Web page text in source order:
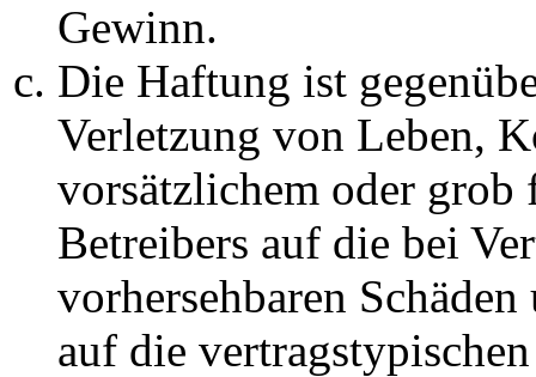
Gewinn.
Die Haftung ist
Verletzung von Leben,
vorsätzlichem oder grob
Betreibers auf die bei
vorhersehbaren
auf die